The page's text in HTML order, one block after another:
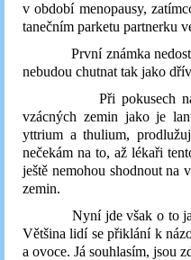
v období menopausy,
tanečním parketu partnerku
První známka
nebudou chutnat tak jako
Při pokusech na
vzácných zemin jako je
yttrium a thulium,
nečekám na to, až lékaři
ještě nemohou shodnout
zemin.
Nyní jde však o to jak
Většina lidí se přiklání k
a ovoce. Já souhlasím, jsou